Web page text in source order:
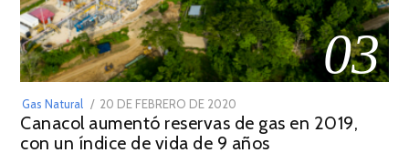
03
Gas Natural
POSTED
ON
20 DE FEBRERO DE 2020
DE
JULIO
Canacol aumentó reservas de gas en 2019,
con un índice de vida de 9 años